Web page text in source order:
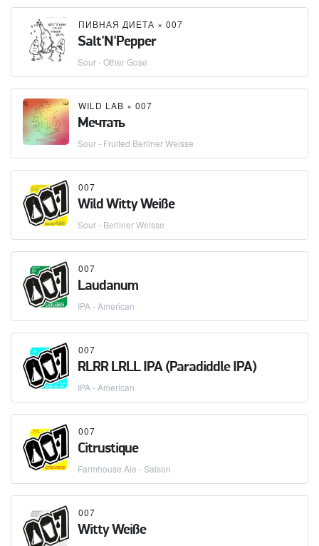
ПИВНАЯ ДИЕТА × 007
Salt'N'Pepper
Sour - Other Gose
WILD LAB × 007
Мечтать
Sour - Fruited Berliner Weisse
007
Wild Witty Weiße
Sour - Berliner Weisse
007
Laudanum
IPA - American
007
RLRR LRLL IPA (Paradiddle IPA)
IPA - American
007
Citrustique
Farmhouse Ale - Saison
007
Witty Weiße